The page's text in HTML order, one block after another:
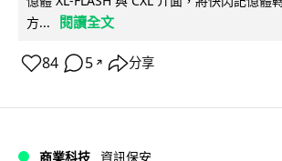
方...
閱讀全文
84 5 ↗ 分享
商業科技 資訊保安